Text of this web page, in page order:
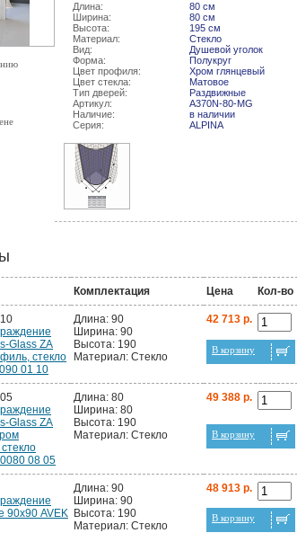
Длина:
80 см
Ширина:
80 см
Высота:
195 см
Материал:
Стекло
Вид:
Душевой уголок
Форма:
Полукруг
Цвет профиля:
Хром глянцевый
Цвет стекла:
Матовое
Тип дверей:
Раздвижные
Артикул:
A370N-80-MG
Наличие:
в наличии
Серия:
ALPINA
Комплектация Цена Кол-во
Glass ZA
стекло
01 10
Длина: 90
Ширина: 90
Высота: 190
Материал: Стекло
42 713 р.
В корзину
Glass ZA
08 05
Длина: 80
Ширина: 80
Высота: 190
Материал: Стекло
49 388 р.
В корзину
90х90 AVEK
Длина: 90
Ширина: 90
Высота: 190
Материал: Стекло
48 913 р.
В корзину